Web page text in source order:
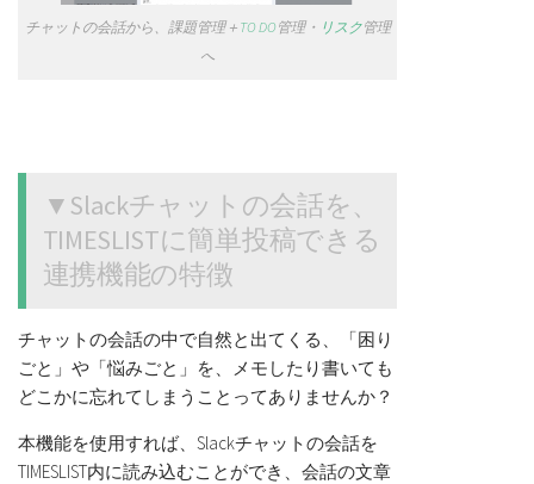
チャットの会話から、課題管理＋ TO DO管理・ リスク管理
へ
▼Slackチャットの会話を、
TIMESLISTに簡単投稿できる
連携機能の特徴
チャットの会話の中で自然と出てくる、「困り
ごと」や「悩みごと」を、メモしたり書いても
どこかに忘れてしまうことってありませんか？
本機能を使用すれば、Slackチャットの会話を
TIMESLIST内に読み込むことができ、会話の文章